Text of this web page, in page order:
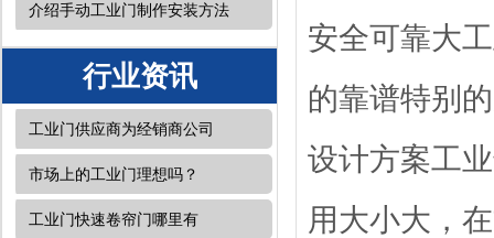
介绍手动工业门制作安装方法
行业资讯
工业门供应商为经销商公司
市场上的工业门理想吗？
工业门快速卷帘门哪里有
安全可靠大
的靠谱特别
设计方案工
用大小大，